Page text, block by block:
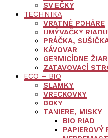
SVIEČKY
TECHNIKA
VRATNÉ POHÁRE
UMÝVAČKY RIADU
PRÁČKA,
KÁVOVAR
GERMICÍDNE
ZATAVOVACÍ
ECO – BIO
SLAMKY
VRECKOVKY
BOXY
TANIERE, MISKY
BIO RIAD
PAPIEROVÝ